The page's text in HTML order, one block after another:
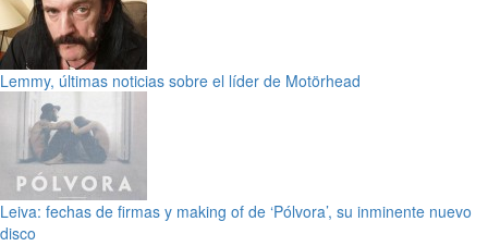
Lemmy, últimas noticias sobre el líder de Motörhead
Leiva: fechas de firmas y making of de ‘Pólvora’, su inminente nuevo
disco